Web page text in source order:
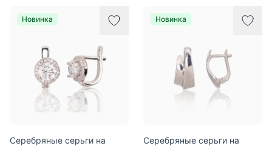
Новинка
Серебряные серьги на
Новинка
Серебряные серьги на